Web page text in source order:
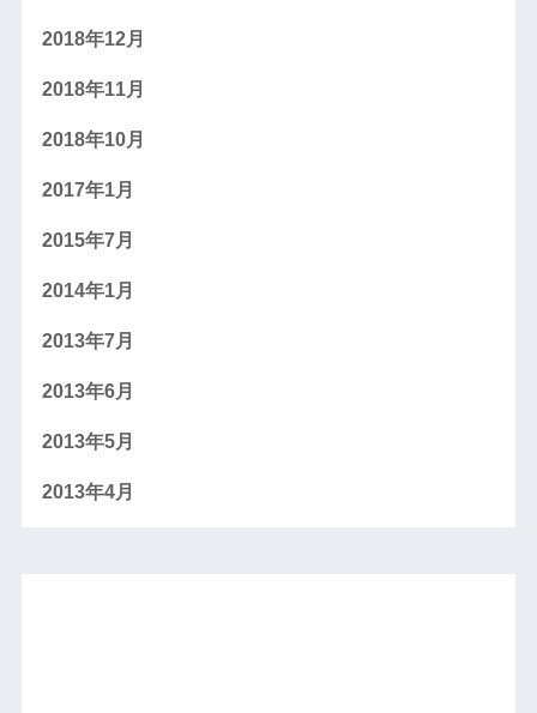
2018年12月
2018年11月
2018年10月
2017年1月
2015年7月
2014年1月
2013年7月
2013年6月
2013年5月
2013年4月